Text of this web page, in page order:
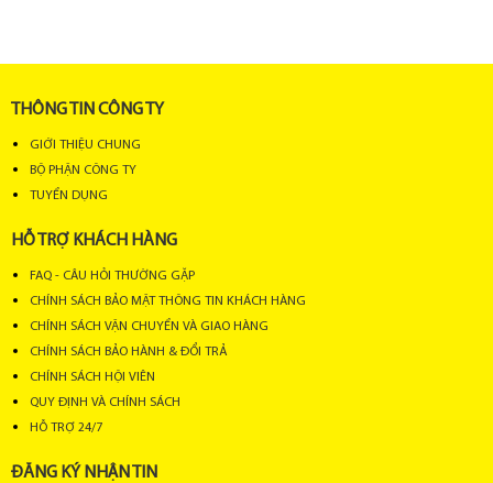
Tất cả vật tư đều là hàng chính hãng, có giấy chứng nhận xuất xứ
hàng hóa CO, CQ
Chi tiết tủ bù công suất phản kháng (bù cos phi, công suất vô
công):
120Kvar với 4 cấp động 25Kvar, 1 cấp nền 20Kvar
Vỏ tủ bù ngoài trời, có kính, chân
đế 900x600x400mm
Tụ bù 3 pha 25Kvar 415V/440V
THÔNG TIN CÔNG TY
GIỚI THIỆU CHUNG
BỘ PHẬN CÔNG TY
TUYỂN DỤNG
HỖ TRỢ KHÁCH HÀNG
FAQ - CÂU HỎI THƯỜNG GẶP
CHÍNH SÁCH BẢO MẬT THÔNG TIN KHÁCH HÀNG
CHÍNH SÁCH VẬN CHUYỂN VÀ GIAO HÀNG
CHÍNH SÁCH BẢO HÀNH & ĐỔI TRẢ
CHÍNH SÁCH HỘI VIÊN
QUY ĐỊNH VÀ CHÍNH SÁCH
HỖ TRỢ 24/7
ĐĂNG KÝ NHẬN TIN